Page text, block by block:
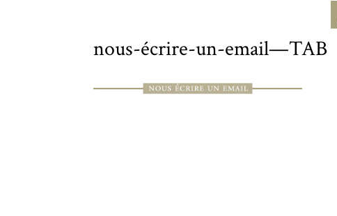
nous-écrire-un-email—TAB